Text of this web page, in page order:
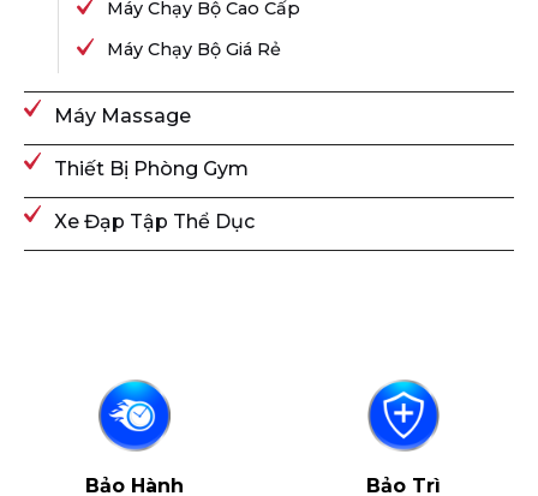
Máy Chạy Bộ Cao Cấp
Máy Chạy Bộ Giá Rẻ
Máy Massage
Thiết Bị Phòng Gym
Xe Đạp Tập Thể Dục
Bảo Hành Bảo Trì